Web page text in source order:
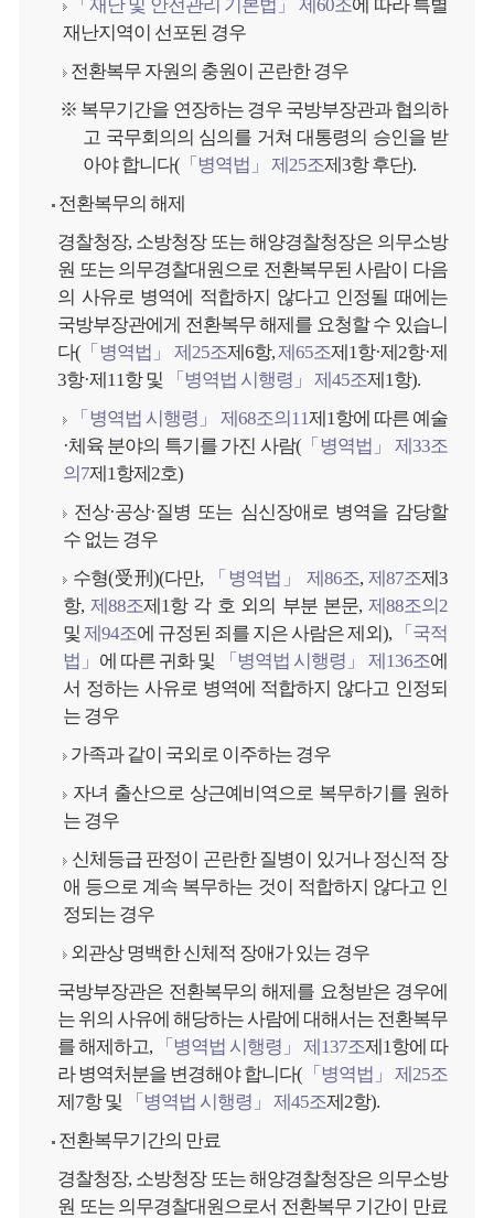
「재난 및 안전관리 기본법」 제60조에 따라 특별
재난지역이 선포된 경우
전환복무 자원의 충원이 곤란한 경우
※ 복무기간을 연장하는 경우 국방부장관과 협의하
고 국무회의의 심의를 거쳐 대통령의 승인을 받
아야 합니다( 「병역법」 제25조제3항 후단).
전환복무의 해제
경찰청장, 소방청장 또는 해양경찰청장은 의무소방
원 또는 의무경찰대원으로 전환복무된 사람이 다음
의 사유로 병역에 적합하지 않다고 인정될 때에는
국방부장관에게 전환복무 해제를 요청할 수 있습니
다( 「병역법」 제25조제6항,제65조제1항·제2항·제
3항·제11항 및
「병역법 시행령」 제45조제1항).
「병역법 시행령」 제68조의11제1항에 따른 예술
·체육 분야의 특기를 가진 사람(「병역법」 제33조
의7제1항제2호)
전상·공상·질병 또는 심신장애로 병역을 감당할
수 없는 경우
수형(受刑)(다만,
「병역법」 제86조,제87조제3
항,제88조제1항 각 호 외의 부분 본문,제88조의2
및 제94조에 규정된 죄를 지은 사람은 제외),
「국적
법」 에 따른 귀화 및 「병역법 시행령」 제136조에
서 정하는 사유로 병역에 적합하지 않다고 인정되
는 경우
가족과 같이 국외로 이주하는 경우
자녀 출산으로 상근예비역으로 복무하기를 원하
는 경우
신체등급 판정이 곤란한 질병이 있거나 정신적 장
애 등으로 계속 복무하는 것이 적합하지 않다고 인
정되는 경우
외관상 명백한 신체적 장애가 있는 경우
국방부장관은 전환복무의 해제를 요청받은 경우에
는 위의 사유에 해당하는 사람에 대해서는 전환복무
를 해제하고,
「병역법 시행령」 제137조제1항에 따
라 병역처분을 변경해야 합니다( 「병역법」 제25조
제7항 및
「병역법 시행령」 제45조제2항).
전환복무기간의 만료
경찰청장, 소방청장 또는 해양경찰청장은 의무소방
원 또는 의무경찰대원으로서 전환복무 기간이 만료